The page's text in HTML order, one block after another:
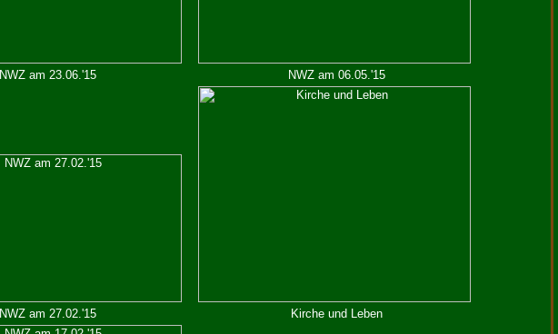
NWZ am 23.06.'15 NWZ am 06.05.'15
NWZ am 27.02.'15 Kirche und Leben